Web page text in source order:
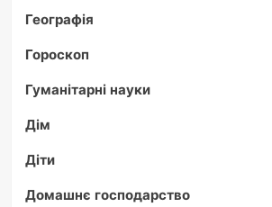
Географія
Гороскоп
Гуманітарні науки
Дім
Діти
Домашнє господарство